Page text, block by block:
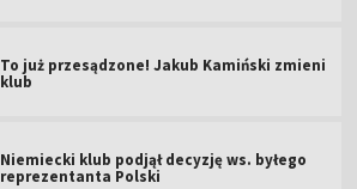
To już przesądzone! Jakub Kamiński zmieni
klub
Niemiecki klub podjął decyzję ws. byłego
reprezentanta Polski